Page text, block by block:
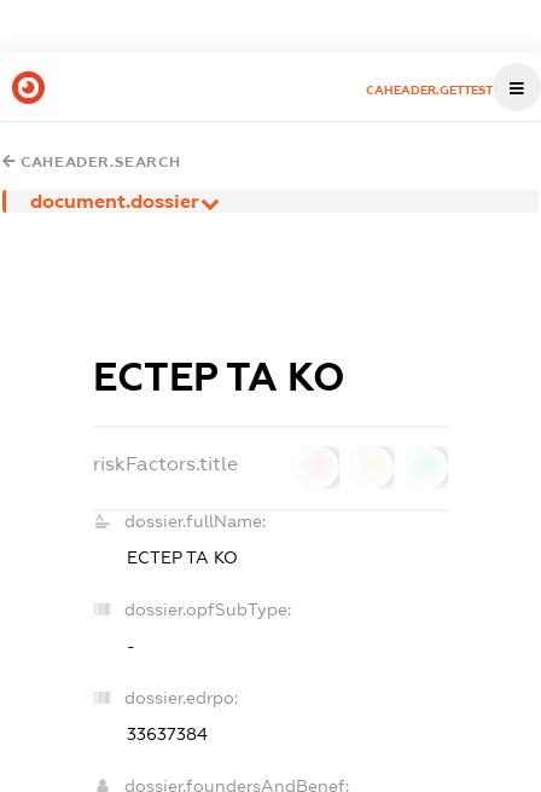
CAHEADER.GETTEST
CAHEADER.SEARCH
document.dossier
ЕСТЕР ТА КО
riskFactors.title
dossier.fullName:
ЕСТЕР ТА КО
dossier.opfSubType:
-
dossier.edrpo:
33637384
dossier.foundersAndBenef: